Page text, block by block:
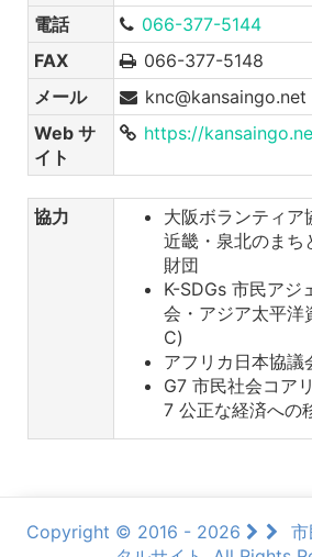
電話
066-377-5144
FAX
066-377-5148
メール
knc@kansaingo.net
Web サ
イト
https://
協力
大阪ボランティア
近畿・泉北のまち
財団
K-SDGs 市民アジ
会・アジア太平洋
C)
アフリカ日本協議
G7 市民社会コア
7 公正な経済への
Copyright © 2016 - 2026